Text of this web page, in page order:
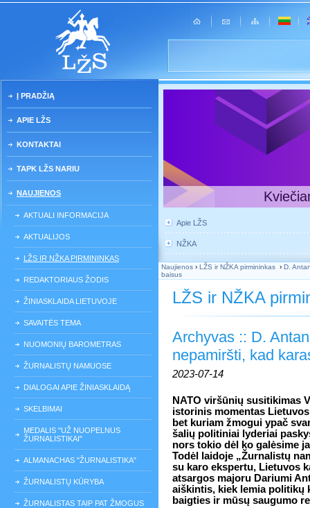
Į PRADŽIĄ
APIE LŽS
KONTAKTAI
TAPK LŽS NARIU
NAUJIENOS
AKTUALI INFORMACIJA
AKTUALIJOS
LŽS IR NŽKA PIRMININKAS
REDAKTORIAUS ŽODIS
ŽINIASKLAIDA LIETUVOJE
SAVAITĖS TEMA
NUOMONIŲ BAROMETRAS
ŽURNALISTŲ NAMUOSE
DIALOGAI APIE ŽINIASKLAIDĄ
SKELBIMAI
MEDALIS "UŽ NUOPELNUS
ŽURNALISTIKAI"
ALMANACHAS "ŽURNALISTIKA"
ŽURNALISTŲ KŪRYBA
ŽURNALISTAS TAIP PAT ŽMOGUS
Apie LŽS
NŽKA
Naujienos › LŽS ir NŽKA pirmininkas › D.
baisus
LŽS ir NŽKA
Archyvas :: D.
nepamiršti, kad
2023-07-14
NATO viršūnių susitikimas
istorinis momentas
bet kuriam žmogui ypač
šalių politiniai lyderiai
nors tokio dėl ko galėsime
Todėl laidoje „Žurnalistų
su karo ekspertu, Lietuvos
atsargos majoru Dariumi
aiškintis, kiek lemia politikų
baigties ir mūsų saugumo